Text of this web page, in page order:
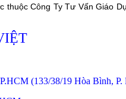
thuộc Công Ty Tư Vấn Giáo
(133/38/19 Hòa Bình, P.